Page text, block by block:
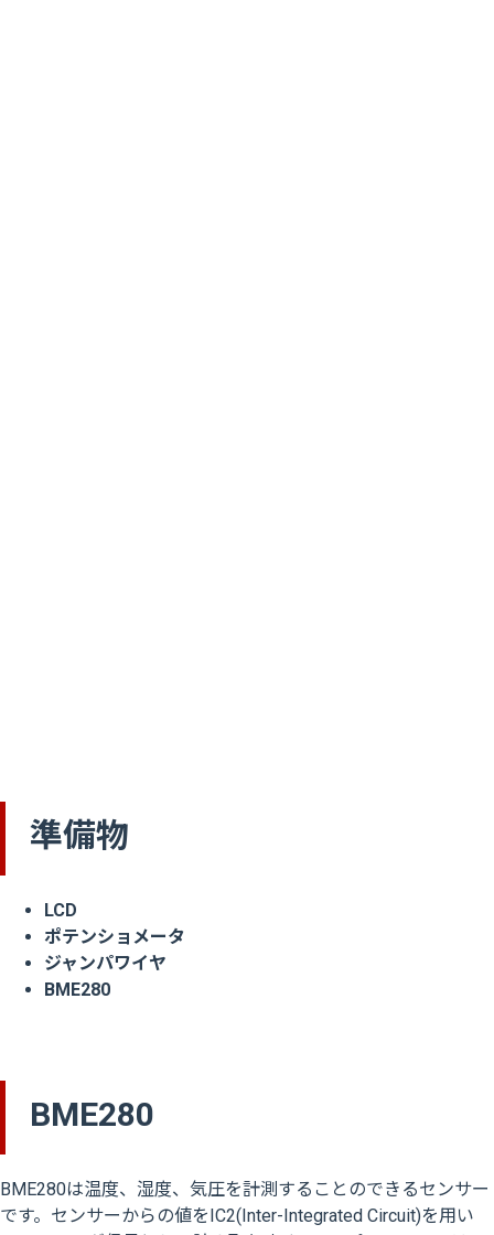
準備物
LCD
ポテンショメータ
ジャンパワイヤ
BME280
BME280
BME280は温度、湿度、気圧を計測することのできるセンサー
です。センサーからの値をIC2(Inter-Integrated Circuit)を用い